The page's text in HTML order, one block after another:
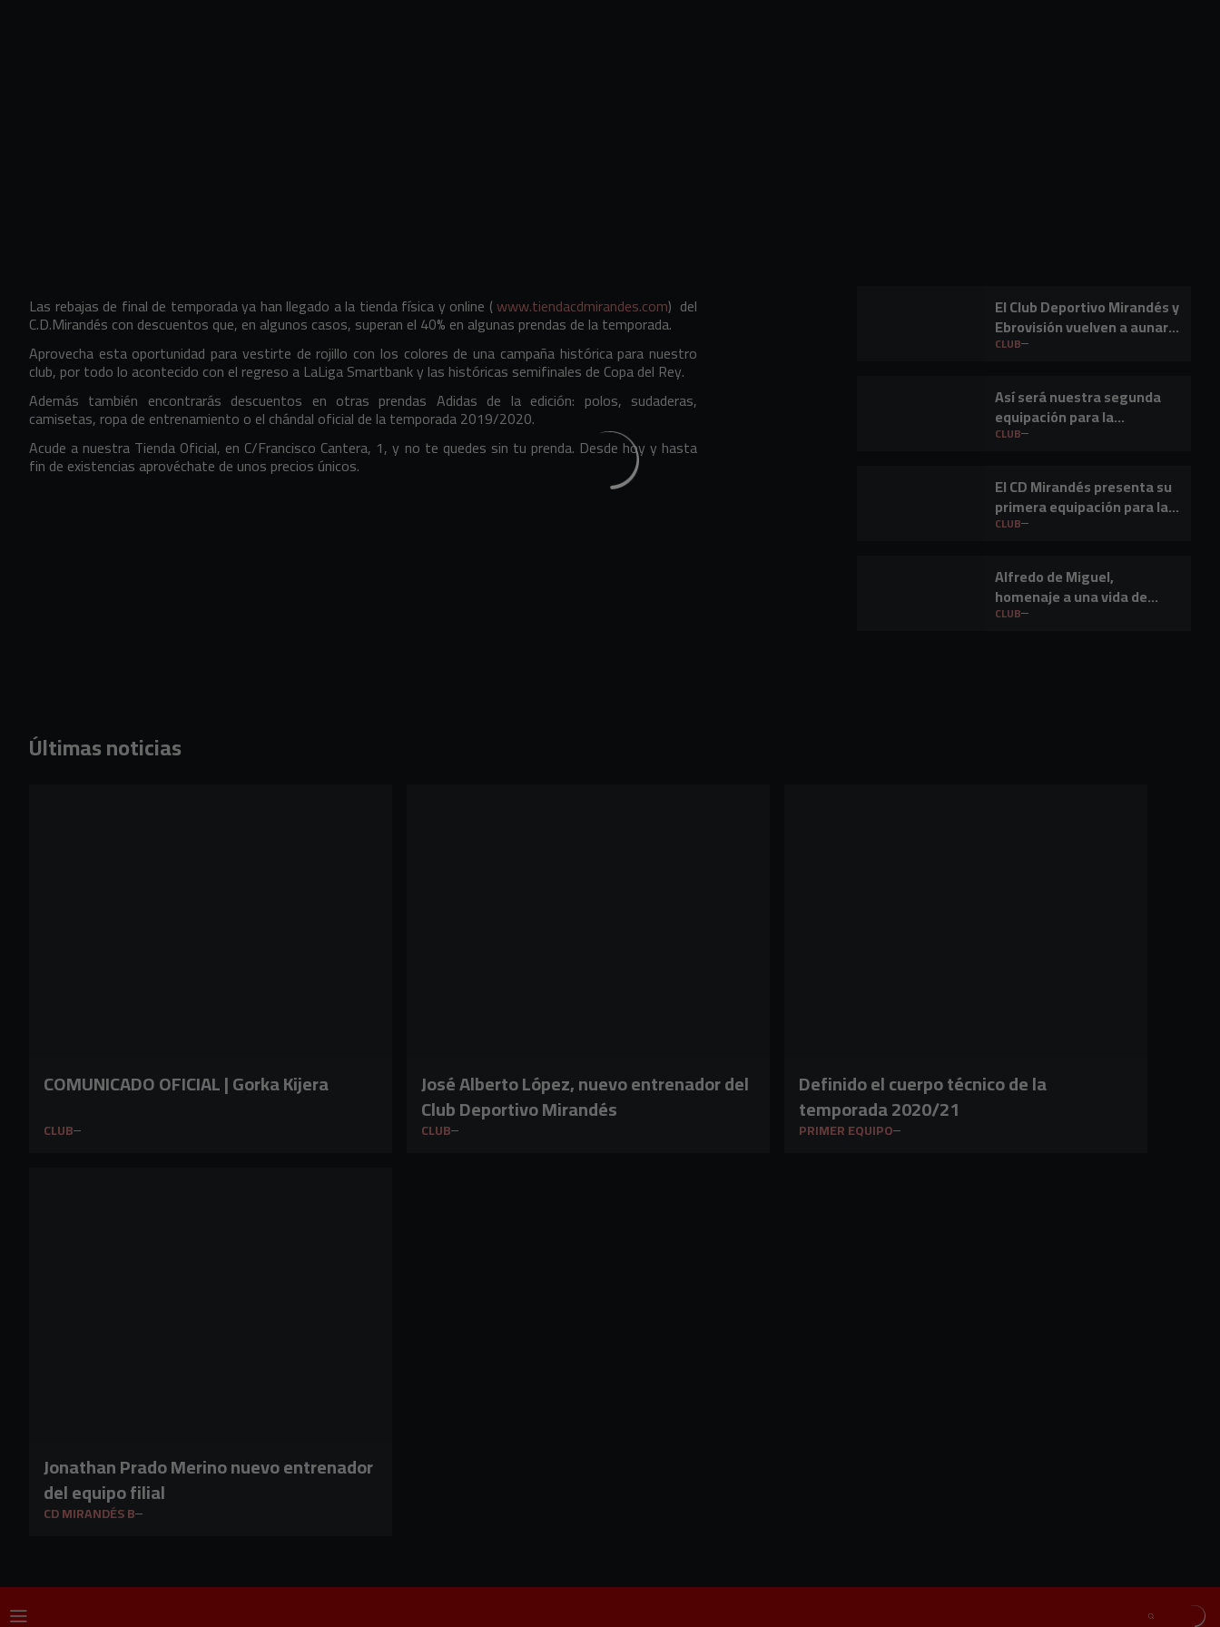
Las rebajas de final de temporada ya han llegado a la tienda física y online (www.tiendacdmirandes.com) del
C.D.Mirandés con descuentos que, en algunos casos, superan el 40% en algunas prendas de la temporada.
Aprovecha esta oportunidad para vestirte de rojillo con los colores de una campaña histórica para nuestro
club, por todo lo acontecido con el regreso a LaLiga Smartbank y las históricas semifinales de Copa del Rey.
Además también encontrarás descuentos en otras prendas Adidas de la edición: polos, sudaderas,
camisetas, ropa de entrenamiento o el chándal oficial de la temporada 2019/2020.
Acude a nuestra Tienda Oficial, en C/Francisco Cantera, 1, y no te quedes sin tu prenda. Desde hoy y hasta
fin de existencias aprovéchate de unos precios únicos.
El Club Deportivo Mirandés y
Ebrovisión vuelven a aunar
fútbol y música en Miranda
CLUB
Así será nuestra segunda
equipación para la
temporada 2026-27
CLUB
El CD Mirandés presenta su
primera equipación para la
temporada 2026/27
CLUB
Alfredo de Miguel,
homenaje a una vida de
empresario en Miranda de
CLUB
Últimas noticias
COMUNICADO OFICIAL | Gorka Kijera
CLUB
José Alberto López, nuevo entrenador del
Club Deportivo Mirandés
CLUB
Definido el cuerpo técnico de la
temporada 2020/21
PRIMER EQUIPO
Jonathan Prado Merino nuevo entrenador
del equipo filial
CD MIRANDÉS B